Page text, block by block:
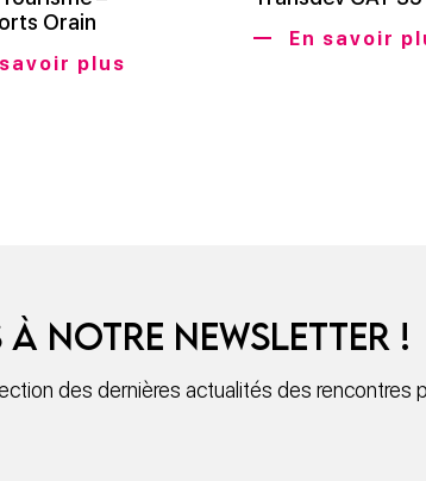
Orain
plus
En savoir
à notre newsletter !
des dernières actualités des rencontres